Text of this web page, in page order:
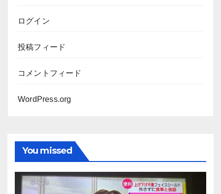
ログイン
投稿フィード
コメントフィード
WordPress.org
You missed